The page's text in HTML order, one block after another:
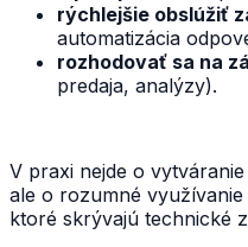
rýchlejšie obslúžiť
automatizácia
rozhodovať sa na
predaja, analýzy).
V praxi nejde o
ale o rozumné
ktoré skrývajú technické